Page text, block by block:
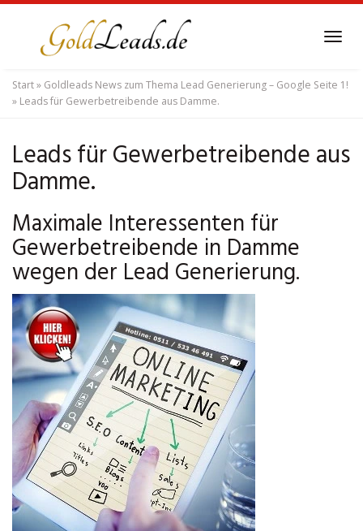
content
Start» Goldleads News zum Thema Lead Generierung – Google Seite 1!
» Leads für Gewerbetreibende aus Damme.
Leads für Gewerbetreibende aus
Damme.
Maximale Interessenten für
Gewerbetreibende in Damme
wegen der Lead Generierung.